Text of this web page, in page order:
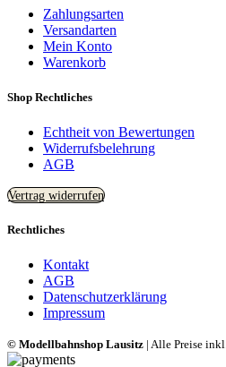
Zahlungsarten
Versandarten
Mein Konto
Warenkorb
Shop Rechtliches
Echtheit von Bewertungen
Widerrufsbelehrung
AGB
Vertrag widerrufen
Rechtliches
Kontakt
AGB
Datenschutzerklärung
Impressum
© Modellbahnshop Lausitz | Alle Preise